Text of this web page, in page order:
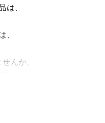
、
んか。